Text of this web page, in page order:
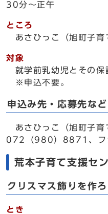
30分～正午
ところ
あさひっこ（旭町子育
対象
就学前乳幼児とその保
※申込不要。
申込み先・応募先な
あさひっこ（旭町子
072（980）8871、
荒本子育て支援セ
クリスマス飾りを作ろ
とき